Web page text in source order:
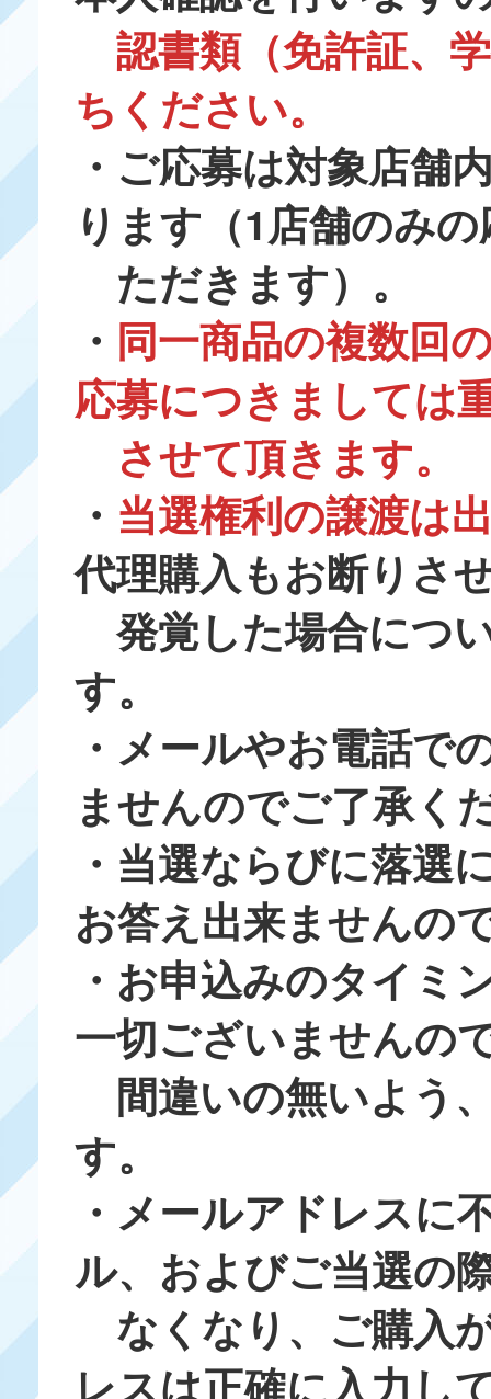
認書類（免許証、
ちください。
・ご応募は対象店舗
ります（1店舗のみ
ただきます）。
・ 同一商品の複数回
応募につきましては
させて頂きます。
・ 当選権利の譲渡は
代理購入もお断りさ
発覚した場合につ
す。
・メールやお電話で
ませんのでご了承く
・当選ならびに落選
お答え出来ませんの
・お申込みのタイミ
一切ございませんの
間違いの無いよう
す。
・メールアドレスに
ル、およびご当選の
なくなり、ご購入
レスは正確に入力し